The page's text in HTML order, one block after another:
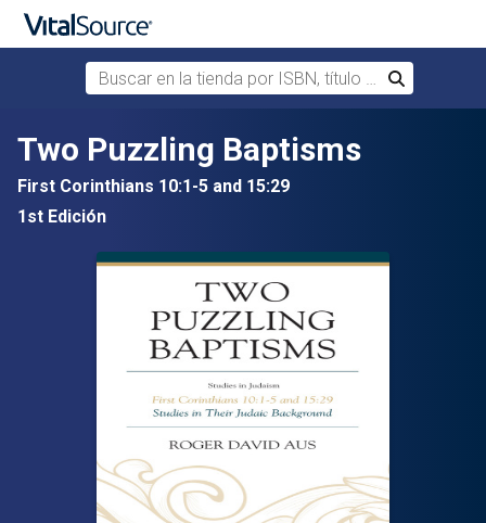
Saltar al contenido principal
Buscar en la tienda por ISBN, título o autor
Buscar
Two Puzzling Baptisms
First Corinthians 10:1-5 and 15:29
1st Edición